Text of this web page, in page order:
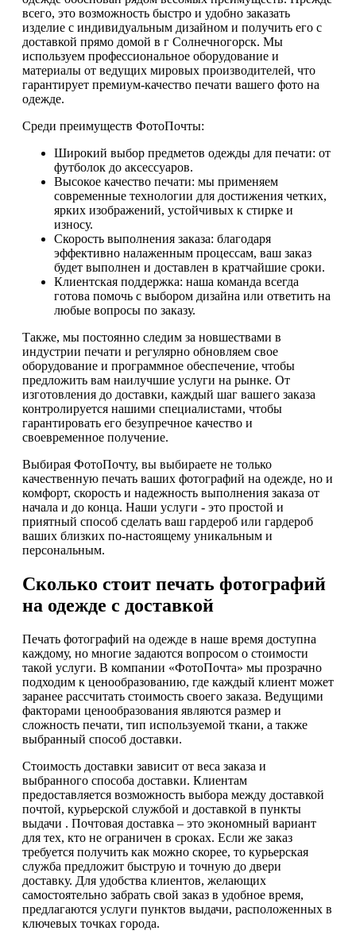
всего, это возможность быстро и удобно заказать
изделие с индивидуальным дизайном и получить его с
доставкой прямо домой в г Солнечногорск. Мы
используем профессиональное оборудование и
материалы от ведущих мировых производителей, что
гарантирует премиум-качество печати вашего фото на
одежде.
Среди преимуществ ФотоПочты:
Широкий выбор предметов одежды для печати: от
футболок до аксессуаров.
Высокое качество печати: мы применяем
современные технологии для достижения четких,
ярких изображений, устойчивых к стирке и
износу.
Скорость выполнения заказа: благодаря
эффективно налаженным процессам, ваш заказ
будет выполнен и доставлен в кратчайшие сроки.
Клиентская поддержка: наша команда всегда
готова помочь с выбором дизайна или ответить на
любые вопросы по заказу.
Также, мы постоянно следим за новшествами в
индустрии печати и регулярно обновляем свое
оборудование и программное обеспечение, чтобы
предложить вам наилучшие услуги на рынке. От
изготовления до доставки, каждый шаг вашего заказа
контролируется нашими специалистами, чтобы
гарантировать его безупречное качество и
своевременное получение.
Выбирая ФотоПочту, вы выбираете не только
качественную печать ваших фотографий на одежде, но и
комфорт, скорость и надежность выполнения заказа от
начала и до конца. Наши услуги - это простой и
приятный способ сделать ваш гардероб или гардероб
ваших близких по-настоящему уникальным и
персональным.
Сколько стоит печать фотографий
на одежде с доставкой
Печать фотографий на одежде в наше время доступна
каждому, но многие задаются вопросом о стоимости
такой услуги. В компании «ФотоПочта» мы прозрачно
подходим к ценообразованию, где каждый клиент может
заранее рассчитать стоимость своего заказа. Ведущими
факторами ценообразования являются размер и
сложность печати, тип используемой ткани, а также
выбранный способ доставки.
Стоимость доставки зависит от веса заказа и
выбранного способа доставки. Клиентам
предоставляется возможность выбора между доставкой
почтой, курьерской службой и доставкой в пункты
выдачи . Почтовая доставка – это экономный вариант
для тех, кто не ограничен в сроках. Если же заказ
требуется получить как можно скорее, то курьерская
служба предложит быструю и точную до двери
доставку. Для удобства клиентов, желающих
самостоятельно забрать свой заказ в удобное время,
предлагаются услуги пунктов выдачи, расположенных в
ключевых точках города.